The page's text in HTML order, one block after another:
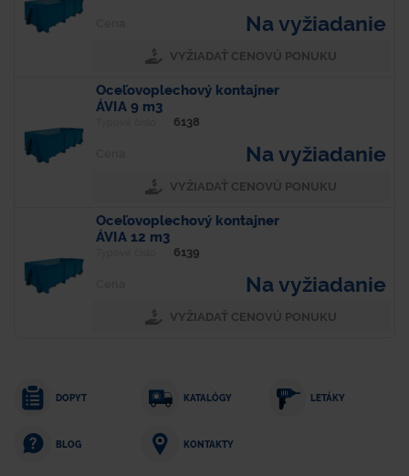
Na vyžiadanie
VYŽIADAŤ CENOVÚ PONUKU
Oceľovoplechový kontajner
ÁVIA 9 m3
6138
Na vyžiadanie
VYŽIADAŤ CENOVÚ PONUKU
Oceľovoplechový kontajner
ÁVIA 12 m3
6139
Na vyžiadanie
VYŽIADAŤ CENOVÚ PONUKU
DOPYT KATALÓGY LETÁKY
BLOG KONTAKTY